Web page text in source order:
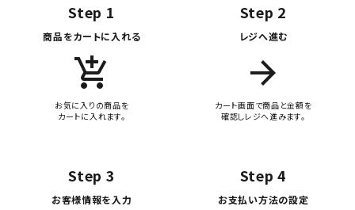
Step 1
商品をカートに入れる
add_shopping_cart
お気に入りの商品を
カートに入れます。
Step 2
レジへ進む
arrow_forward
カート画面で商品と金額を
確認しレジへ進みます。
Step 3
お客様情報を入力
Step 4
お支払い方法の設定